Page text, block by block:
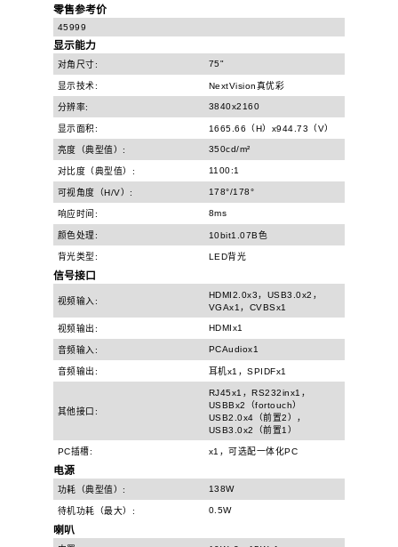
零售参考价
45999
显示能力
对角尺寸: 75"
显示技术: NextVision真优彩
分辨率: 3840x2160
显示面积: 1665.66（H）x944.73（V）
亮度（典型值）: 350cd/m²
对比度（典型值）: 1100:1
可视角度（H/V）: 178°/178°
响应时间: 8ms
颜色处理: 10bit1.07B色
背光类型: LED背光
信号接口
视频输入:
HDMI2.0x3，USB3.0x2，
VGAx1，CVBSx1
视频输出: HDMIx1
音频输入: PCAudiox1
音频输出: 耳机x1，SPIDFx1
其他接口:
RJ45x1，RS232inx1，
USBBx2（fortouch）
USB2.0x4（前置2），
USB3.0x2（前置1）
PC插槽: x1，可选配一体化PC
电源
功耗（典型值）: 138W
待机功耗（最大）: 0.5W
喇叭